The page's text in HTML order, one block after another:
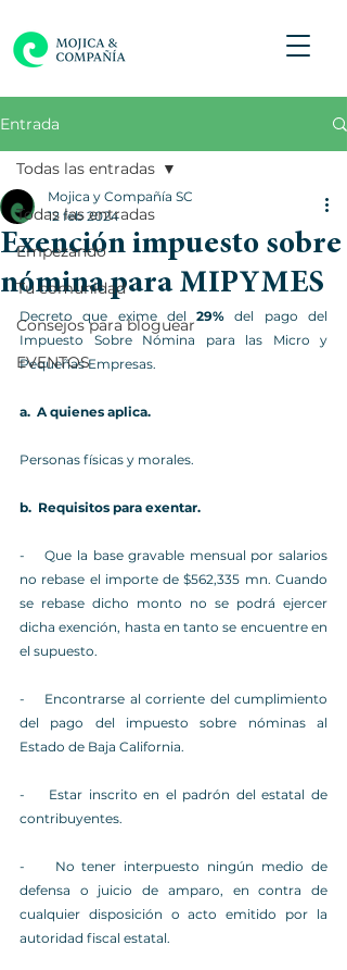
Entrada
Todas las entradas
Empezando
Tu comunidad
Consejos para bloguear
EVENTOS
Todas las entradas
Exención impuesto sobre
nómina para MIPYMES
Mojica y Compañía SC
12 feb 2024
Decreto que exime del 29% del pago del
Impuesto Sobre Nómina para las Micro y
Pequeñas Empresas.
a. A quienes aplica.
Personas físicas y morales.
b. Requisitos para exentar.
-
no rebase el importe de $562,335 mn. Cuando
se rebase dicho monto no se podrá ejercer
dicha exención, hasta en tanto se encuentre en
el supuesto.
- Encontrarse al corriente del cumplimiento
del pago del impuesto sobre nóminas al
Estado de Baja California.
- Estar inscrito en el padrón del estatal de
contribuyentes.
- No tener interpuesto ningún medio de
defensa o juicio de amparo, en contra de
cualquier disposición o acto emitido por la
autoridad fiscal estatal.